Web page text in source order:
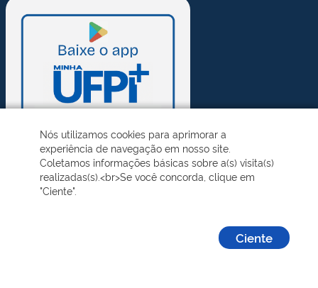
Nós utilizamos cookies para aprimorar a
experiência de navegação em nosso site.
Coletamos informações básicas sobre a(s) visita(s)
realizadas(s).<br>Se você concorda, clique em
"Ciente".
Ciente